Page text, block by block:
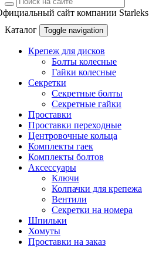
сайт компании Starleks
Каталог
Toggle navigation
Крепеж для дисков
Болты колесные
Гайки колесные
Секретки
Секретные болты
Секретные гайки
Проставки
Проставки переходные
Центровочные кольца
Комплекты гаек
Комплекты болтов
Аксессуары
Ключи
Колпачки для крепежа
Вентили
Секретки на номера
Шпильки
Хомуты
Проставки на заказ